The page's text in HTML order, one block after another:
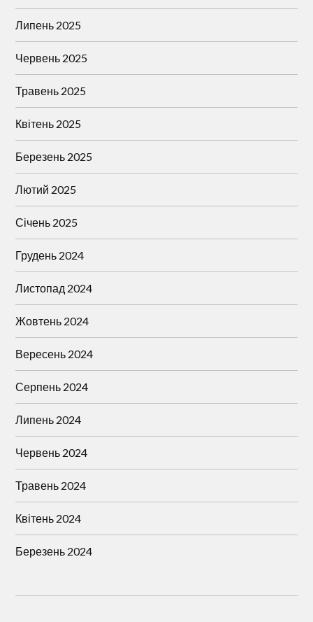
Липень 2025
Червень 2025
Травень 2025
Квітень 2025
Березень 2025
Лютий 2025
Січень 2025
Грудень 2024
Листопад 2024
Жовтень 2024
Вересень 2024
Серпень 2024
Липень 2024
Червень 2024
Травень 2024
Квітень 2024
Березень 2024